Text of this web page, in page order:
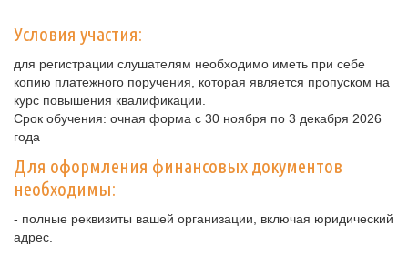
Условия участия:
для регистрации слушателям необходимо иметь при себе
копию платежного поручения, которая является пропуском на
курс повышения квалификации.
Срок обучения: очная форма с 30 ноября по 3 декабря 2026
года
Для оформления финансовых документов
необходимы:
- полные реквизиты вашей организации, включая юридический
адрес.